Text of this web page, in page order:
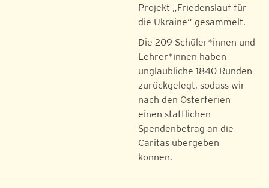
Projekt „Friedenslauf für
die Ukraine“ gesammelt.
Die 209 Schüler*innen und
Lehrer*innen haben
unglaubliche 1840 Runden
zurückgelegt, sodass wir
nach den Osterferien
einen stattlichen
Spendenbetrag an die
Caritas übergeben
können.